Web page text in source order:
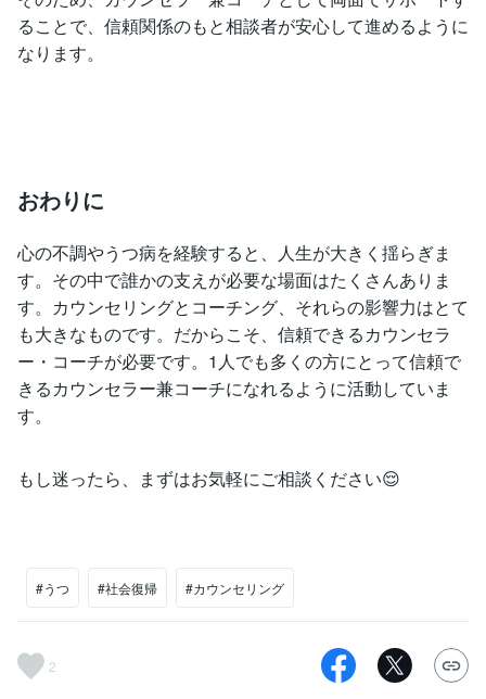
ることで、信頼関係のもと相談者が安心して進めるように
なります。
おわりに
心の不調やうつ病を経験すると、人生が大きく揺らぎま
す。その中で誰かの支えが必要な場面はたくさんありま
す。カウンセリングとコーチング、それらの影響力はとて
も大きなものです。だからこそ、信頼できるカウンセラ
ー・コーチが必要です。1人でも多くの方にとって信頼で
きるカウンセラー兼コーチになれるように活動していま
す。
もし迷ったら、まずはお気軽にご相談ください😌
#うつ #社会復帰 #カウンセリング
2